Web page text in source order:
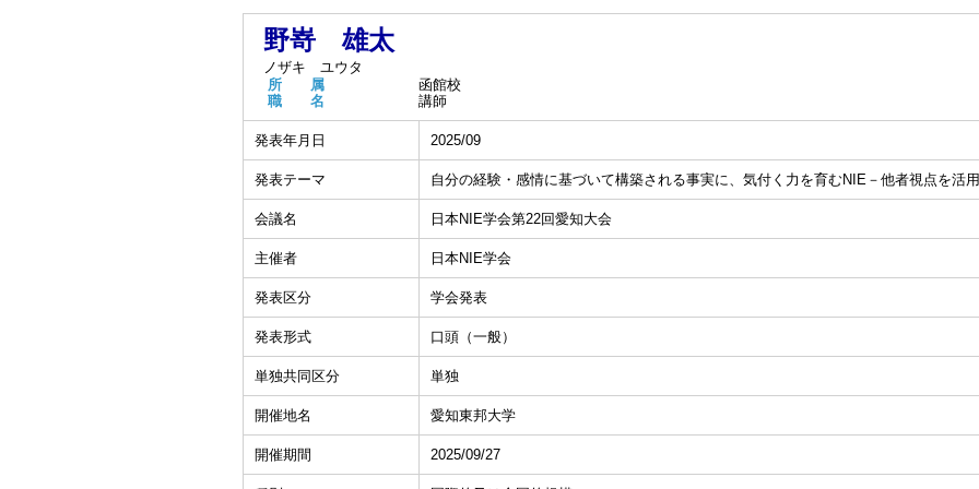
野嵜 雄太
ノザキ ユウタ
所 属
函館校
職 名
講師
発表年月日 2025/09
発表テーマ 自分の経験・感情に基づいて構築される事実に、気付く力を育むNIE－他者視点を活
会議名 日本NIE学会第22回愛知大会
主催者 日本NIE学会
発表区分 学会発表
発表形式 口頭（一般）
単独共同区分 単独
開催地名 愛知東邦大学
開催期間 2025/09/27